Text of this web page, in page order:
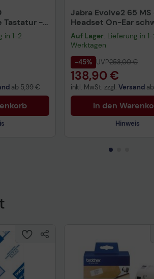
Tastatur -
in 1-2
ab 5,99 €
Jabra Evolve2 65
Headset On-Ear
Auf Lager: Lieferung in
Werktagen
-45% UVP253,00 €
138,90 €
inkl. MwSt. zzgl. Versand ab
In den
Hinweis